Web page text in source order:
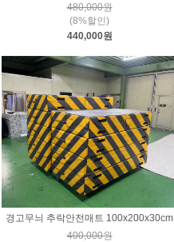
480,000원
(8%할인)
440,000원
경고무늬 추락안전매트 100x200x30cm
400,000원